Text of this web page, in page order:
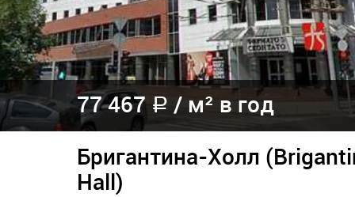
77 467 a / м² в год
Бригантина-Холл
Hall)